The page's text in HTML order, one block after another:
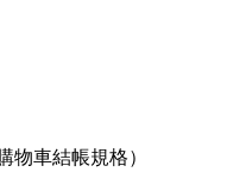
車結帳規格）